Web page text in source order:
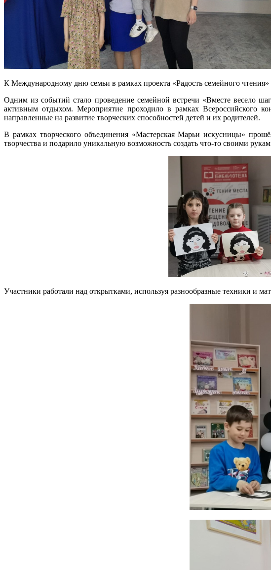
К Международному дню семьи в рамках проекта «Радость семейного
Одним из событий стало проведение семейной встречи «Вместе весело
активным отдыхом. Мероприятие проходило в рамках Всероссийского
направленные на развитие творческих способностей детей и их родителей.
В рамках творческого объединения «Мастерская Марьи искусницы»
творчества и подарило уникальную возможность создать что-то своими
Участники работали над открытками, используя разнообразные техники и